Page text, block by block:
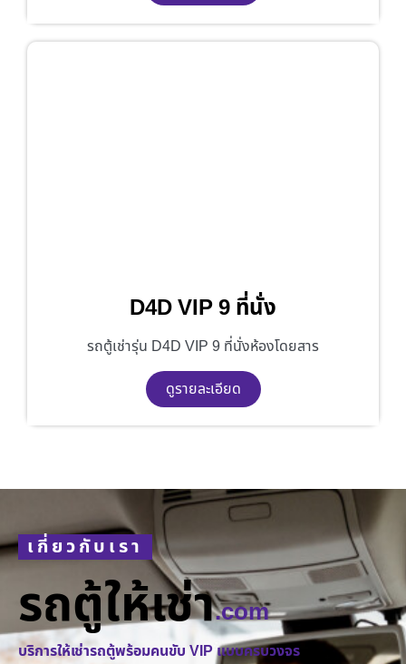
D4D VIP 9 ที่นั่ง
รถตู้เช่ารุ่น D4D VIP 9 ที่นั่งห้องโดยสาร
ดูรายละเอียด
เกี่ยวกับเรา
รถตู้ให้เช่า.com
บริการให้เช่ารถตู้พร้อมคนขับ VIP แบบครบวงจร